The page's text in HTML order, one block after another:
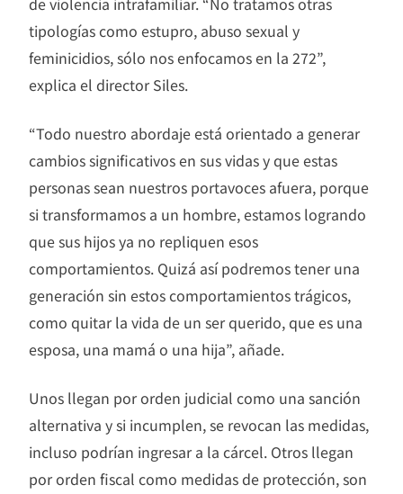
tipologías como estupro, abuso sexual y
feminicidios, sólo nos enfocamos en la 272”,
explica el director Siles.
“Todo nuestro abordaje está orientado a generar
cambios significativos en sus vidas y que estas
personas sean nuestros portavoces afuera, porque
si transformamos a un hombre, estamos logrando
que sus hijos ya no repliquen esos
comportamientos. Quizá así podremos tener una
generación sin estos comportamientos trágicos,
como quitar la vida de un ser querido, que es una
esposa, una mamá o una hija”, añade.
Unos llegan por orden judicial como una sanción
alternativa y si incumplen, se revocan las medidas,
incluso podrían ingresar a la cárcel. Otros llegan
por orden fiscal como medidas de protección, son